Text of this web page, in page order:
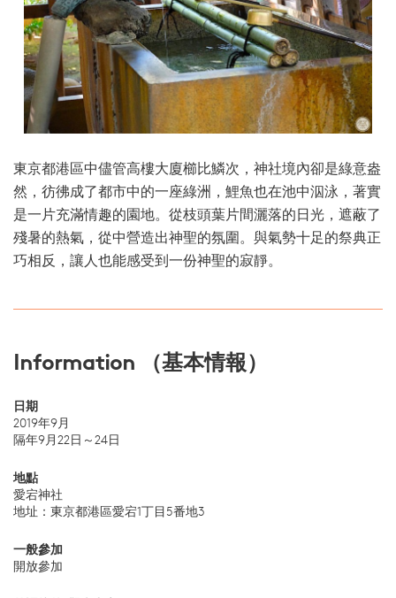
東京都港區中儘管高樓大廈櫛比鱗次，神社境內卻是綠意盎
然，彷彿成了都市中的一座綠洲，鯉魚也在池中泅泳，著實
是一片充滿情趣的園地。從枝頭葉片間灑落的日光，遮蔽了
殘暑的熱氣，從中營造出神聖的氛圍。與氣勢十足的祭典正
巧相反，讓人也能感受到一份神聖的寂靜。
Information （基本情報）
日期
2019年9月
隔年9月22日～24日
地點
愛宕神社
地址：東京都港區愛宕1丁目5番地3
一般參加
開放參加